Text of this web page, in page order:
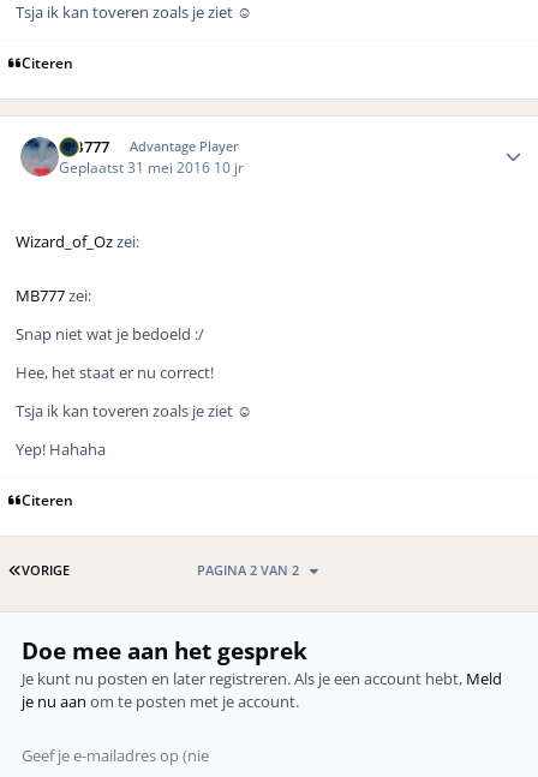
Tsja ik kan toveren zoals je ziet ☺️
Citeren
MB777 Advantage Player
Geplaatst 31 mei 2016 10 jr
Wizard_of_Ozzei:
MB777zei:
Snap niet wat je bedoeld :/
Hee, het staat er nu correct!
Tsja ik kan toveren zoals je ziet ☺️
Yep! Hahaha
Citeren
EERSTE PAGINA
VORIGE PAGINA 2 VAN 2
Doe mee aan het gesprek
Je kunt nu posten en later registreren. Als je een account hebt, Meld
je nu aan om te posten met je account.